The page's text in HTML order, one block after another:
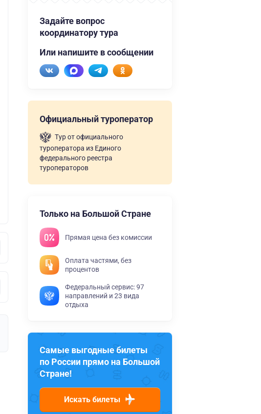
Задайте вопрос
координатору тура
Или напишите в сообщении
Официальный туроператор
Тур от официального
туроператора из Единого
федерального реестра
туроператоров
Только на Большой Стране
Прямая цена без комиссии
Оплата частями, без
процентов
Федеральный сервис: 97
направлений и 23 вида
отдыха
Самые выгодные билеты
по России прямо на Большой
Стране!
Искать билеты